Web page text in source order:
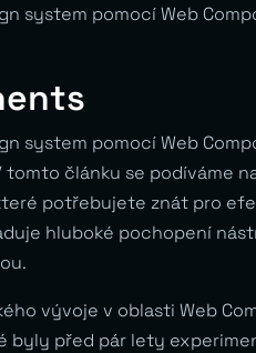
pomocí Web
pomocí Web
článku se podíváme
potřebujete znát pro
hluboké pochopení
vývoje v oblasti Web
byly před pár lety